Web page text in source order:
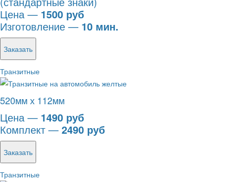
Цена — 1500 руб
Изготовление — 10 мин.
Заказать
Транзитные
520мм х 112мм
Цена — 1490 руб
Комплект — 2490 руб
Заказать
Транзитные